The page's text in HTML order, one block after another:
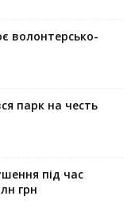
волонтерсько-
парк на честь
під час
грн